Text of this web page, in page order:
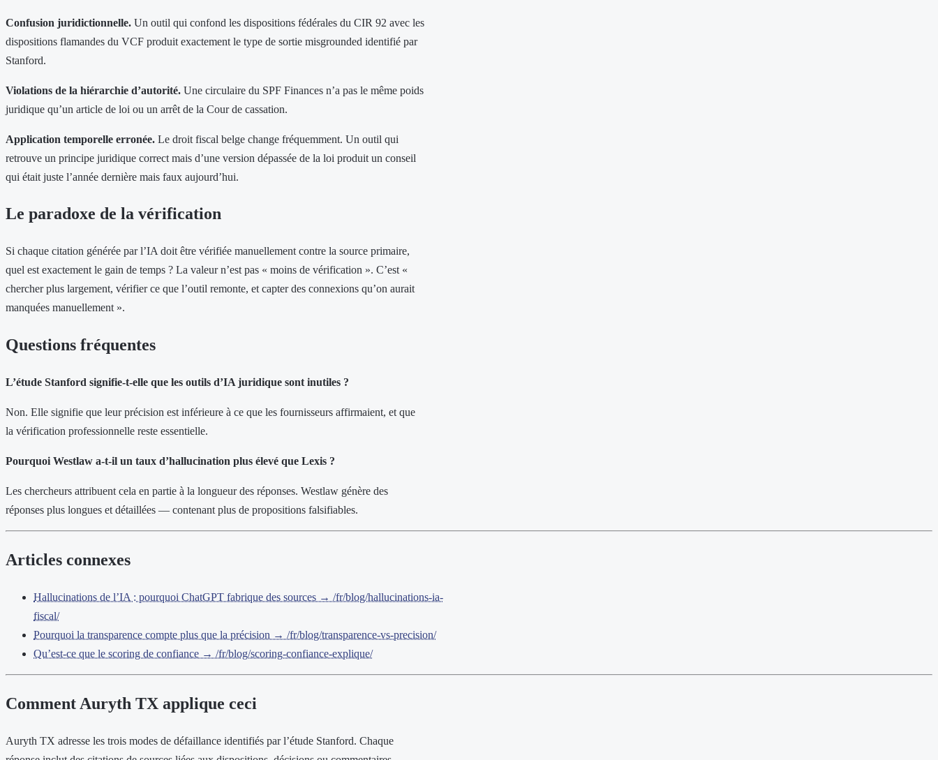
Confusion juridictionnelle. Un outil qui confond les dispositions fédérales du CIR 92 avec les
dispositions flamandes du VCF produit exactement le type de sortie misgrounded identifié par
Stanford.
Violations de la hiérarchie d’autorité. Une circulaire du SPF Finances n’a pas le même poids
juridique qu’un article de loi ou un arrêt de la Cour de cassation.
Application temporelle erronée. Le droit fiscal belge change fréquemment. Un outil qui
retrouve un principe juridique correct mais d’une version dépassée de la loi produit un conseil
qui était juste l’année dernière mais faux aujourd’hui.
Le paradoxe de la vérification
Si chaque citation générée par l’IA doit être vérifiée manuellement contre la source primaire,
quel est exactement le gain de temps ? La valeur n’est pas « moins de vérification ». C’est «
chercher plus largement, vérifier ce que l’outil remonte, et capter des connexions qu’on aurait
manquées manuellement ».
Questions fréquentes
L’étude Stanford signifie-t-elle que les outils d’IA juridique sont inutiles ?
Non. Elle signifie que leur précision est inférieure à ce que les fournisseurs affirmaient, et que
la vérification professionnelle reste essentielle.
Pourquoi Westlaw a-t-il un taux d’hallucination plus élevé que Lexis ?
Les chercheurs attribuent cela en partie à la longueur des réponses. Westlaw génère des
réponses plus longues et détaillées — contenant plus de propositions falsifiables.
Articles connexes
Hallucinations de l’IA : pourquoi ChatGPT fabrique des sources → /fr/blog/hallucinations-ia-
fiscal/
Pourquoi la transparence compte plus que la précision → /fr/blog/transparence-vs-precision/
Qu’est-ce que le scoring de confiance → /fr/blog/scoring-confiance-explique/
Comment Auryth TX applique ceci
Auryth TX adresse les trois modes de défaillance identifiés par l’étude Stanford. Chaque